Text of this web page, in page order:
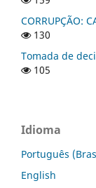
CORRUPÇÃO:
130
Tomada de
105
Idioma
Português
English